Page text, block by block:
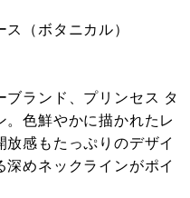
（ボタニカル）
ブランド、プリンセス タ
色鮮やかに描かれたレ
感もたっぷりのデザイ
めネックラインがポイ